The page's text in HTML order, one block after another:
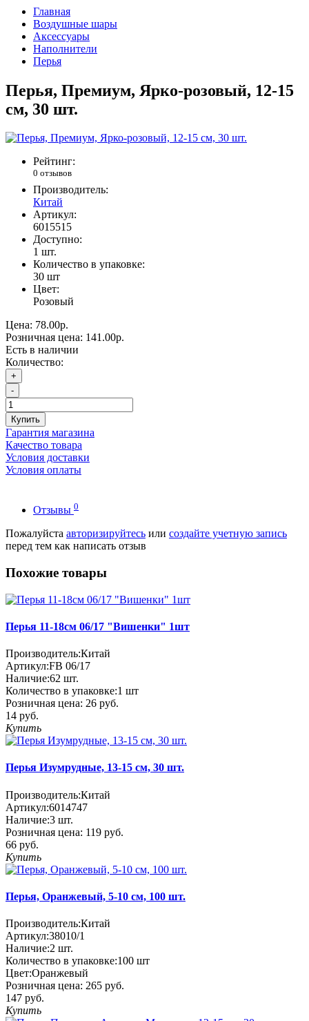
Главная
Воздушные шары
Аксессуары
Наполнители
Перья
Перья, Премиум, Ярко-розовый, 12-15
см, 30 шт.
Рейтинг:
0 отзывов
Производитель:
Китай
Артикул:
6015515
Доступно:
1 шт.
Количество в упаковке:
30 шт
Цвет:
Розовый
Цена: 78.00р.
Розничная цена: 141.00р.
Есть в наличии
Количество:
+
-
Купить
Гарантия магазина
Качество товара
Условия доставки
Условия оплаты
Отзывы 0
Пожалуйста авторизируйтесь или создайте учетную запись
перед тем как написать отзыв
Похожие товары
Перья 11-18см 06/17 "Вишенки" 1шт
Производитель:Китай
Артикул:FB 06/17
Наличие:62 шт.
Количество в упаковке:1 шт
Розничная цена: 26 руб.
14 руб.
Купить
Перья Изумрудные, 13-15 см, 30 шт.
Производитель:Китай
Артикул:6014747
Наличие:3 шт.
Розничная цена: 119 руб.
66 руб.
Купить
Перья, Оранжевый, 5-10 см, 100 шт.
Производитель:Китай
Артикул:38010/1
Наличие:2 шт.
Количество в упаковке:100 шт
Цвет:Оранжевый
Розничная цена: 265 руб.
147 руб.
Купить